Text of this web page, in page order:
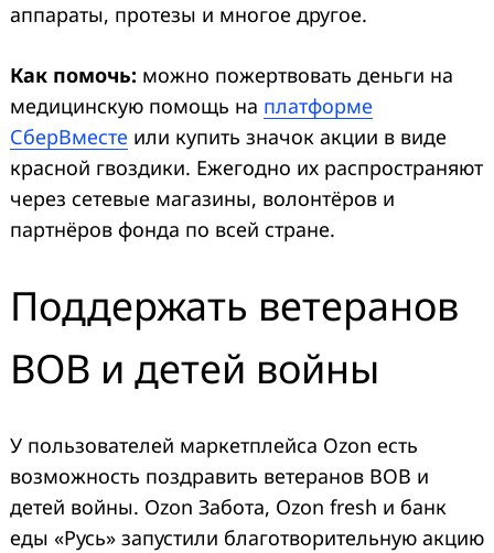
аппараты, протезы и многое другое.
Как помочь: можно пожертвовать деньги на
медицинскую помощь на платформе
СберВместе или купить значок акции в виде
красной гвоздики. Ежегодно их распространяют
через сетевые магазины, волонтёров и
партнёров фонда по всей стране.
Поддержать ветеранов
ВОВ и детей войны
У пользователей маркетплейса Оzon есть
возможность поздравить ветеранов ВОВ и
детей войны. Ozon Забота, Ozon fresh и банк
еды «Русь» запустили благотворительную акцию
Search